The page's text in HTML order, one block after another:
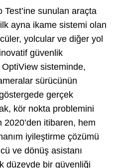
Test’ine sunulan araçta
ayna ikame sistemi olan
yolcular ve diğer yol
güvenlik
OptiView sisteminde,
sürücünün
gerçek
kör nokta problemini
2020’den itibaren, hem
iyileştirme çözümü
ve dönüş asistanı
düzeyde bir güvenliği